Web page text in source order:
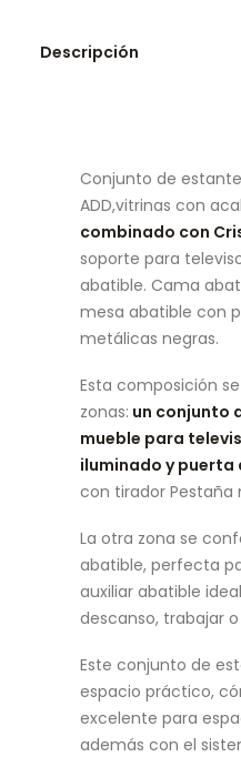
Descripción
Conjunto de
ADD,vitrinas con
combinado con
soporte para
abatible. Cama
mesa abatible con
metálicas negras.
Esta composición
zonas: un conjunto
mueble para
iluminado y
con tirador Pestaña
La otra zona se
abatible, perfecta
auxiliar abatible
descanso, trabajar
Este conjunto de
espacio práctico,
excelente para
además con el